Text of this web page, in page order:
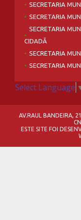
SECRETARIA
SECRETARIA
SECRETARIA
CIDADÃ
SECRETARIA
SECRETARIA
Select Language
AV.RAUL BANDEIRA,
ESTE SITE FOI